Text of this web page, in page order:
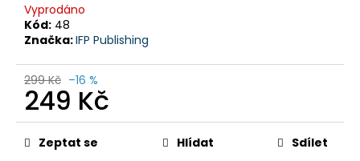
Vyprodáno
Kód: 48
Značka:IFP Publishing
299 Kč –16 %
249 Kč
Měrná
cena:Zeptat se Hlídat Sdílet
D
o
p
o
u
u